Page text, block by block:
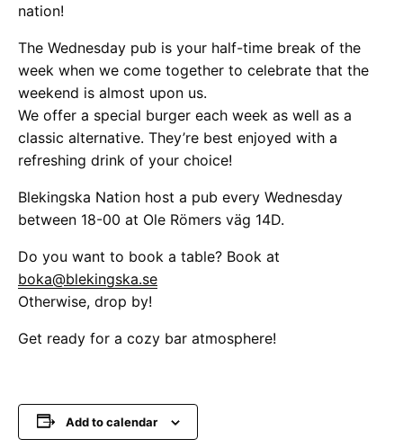
nation!
The Wednesday pub is your half-time break of the
week when we come together to celebrate that the
weekend is almost upon us.
We offer a special burger each week as well as a
classic alternative. They’re best enjoyed with a
refreshing drink of your choice!
Blekingska Nation host a pub every Wednesday
between 18-00 at Ole Römers väg 14D.
Do you want to book a table? Book at
boka@blekingska.se
Otherwise, drop by!
Get ready for a cozy bar atmosphere!
Add to calendar